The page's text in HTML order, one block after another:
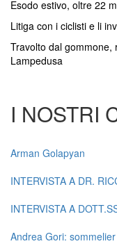
Esodo estivo, oltre 22
Litiga con i ciclisti e li
Travolto dal
Lampedusa
I NOSTRI
Arman Golapyan
INTERVISTA A DR.
INTERVISTA A
Andrea Gori: